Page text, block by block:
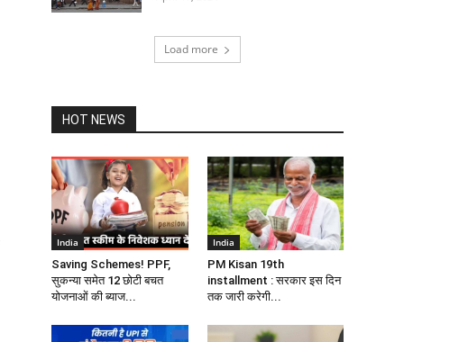
Load more
HOT NEWS
India
Saving Schemes! PPF,
सुकन्या समेत 12 छोटी बचत
योजनाओं की ब्याज...
India
PM Kisan 19th
installment : सरकार इस दिन
तक जारी करेगी...